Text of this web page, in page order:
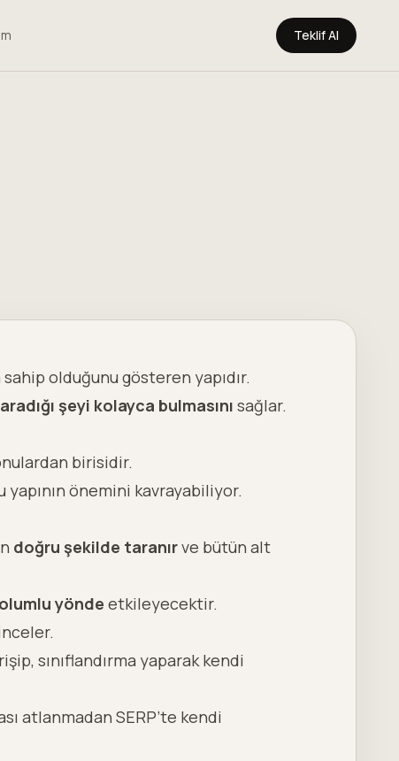
Teklif Al
olduğunu gösteren yapıdır.
aradığı şeyi kolayca bulmasını sağlar.
birisidir.
önemini kavrayabiliyor.
doğru şekilde taranırve bütün alt
olumlu yönde etkileyecektir.
sınıflandırma yaparak kendi
atlanmadan SERP’te kendi